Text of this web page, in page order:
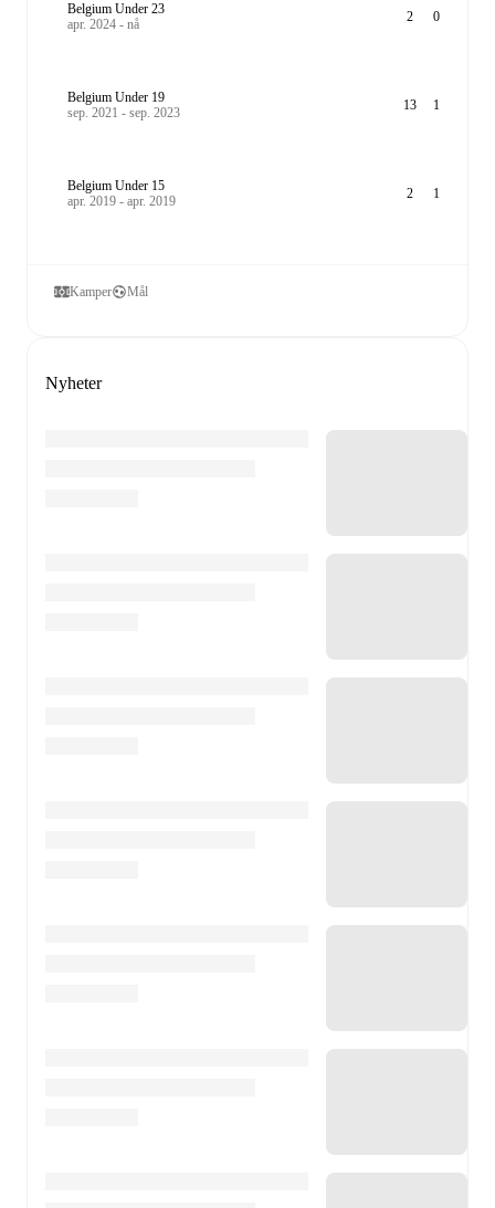
Belgium Under 23
apr. 2024 - nå
2 0
Belgium Under 19
sep. 2021 - sep. 2023
13 1
Belgium Under 15
apr. 2019 - apr. 2019
2 1
Kamper Mål
Nyheter